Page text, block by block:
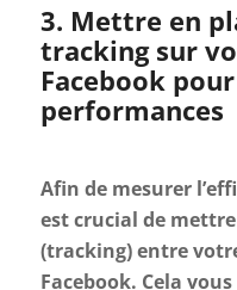
3. Mettre en
tracking sur
Facebook
performances
Afin de mesurer
est crucial de
(tracking) entre
Facebook. Cela